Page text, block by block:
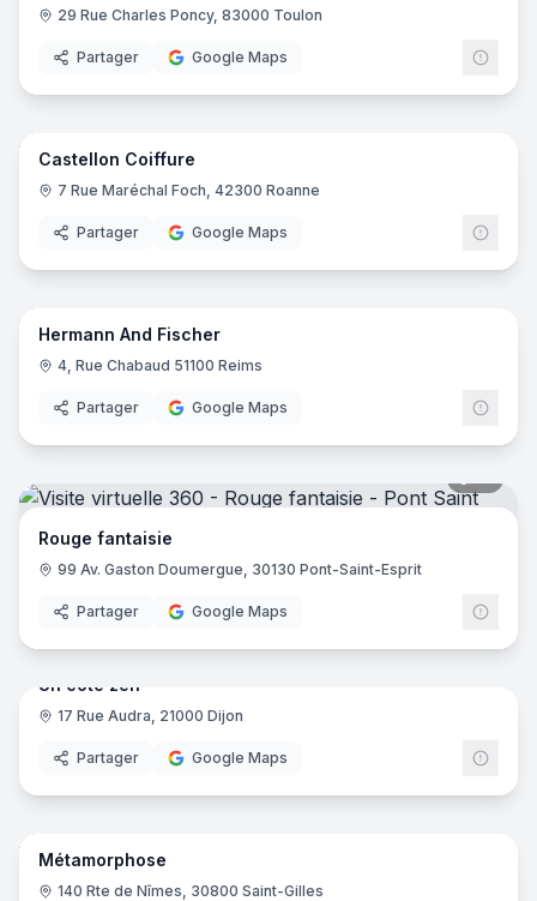
29 Rue Charles Poncy, 83000 Toulon
Partager Google Maps
9
Castellon Coiffure
7 Rue Maréchal Foch, 42300 Roanne
Partager Google Maps
15
Hermann And Fischer
4, Rue Chabaud 51100 Reims
Partager Google Maps
Rouge fantaisie
99 Av. Gaston Doumergue, 30130 Pont-Saint-Esprit
Partager Google Maps
Un coté zen
17 Rue Audra, 21000 Dijon
Partager Google Maps
9
Métamorphose
140 Rte de Nîmes, 30800 Saint-Gilles